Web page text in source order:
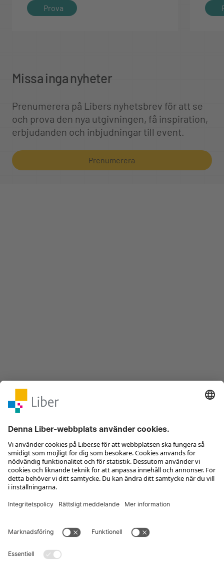
Prova
Missa inga nyheter
Prenumerera på Libers nyhetsbrev för att se
och prova den nya utgivningen, få inspiration,
erbjudanden och inbjudningar till event.
Prenumerera
Kontakta kundservice
Jobba hos oss